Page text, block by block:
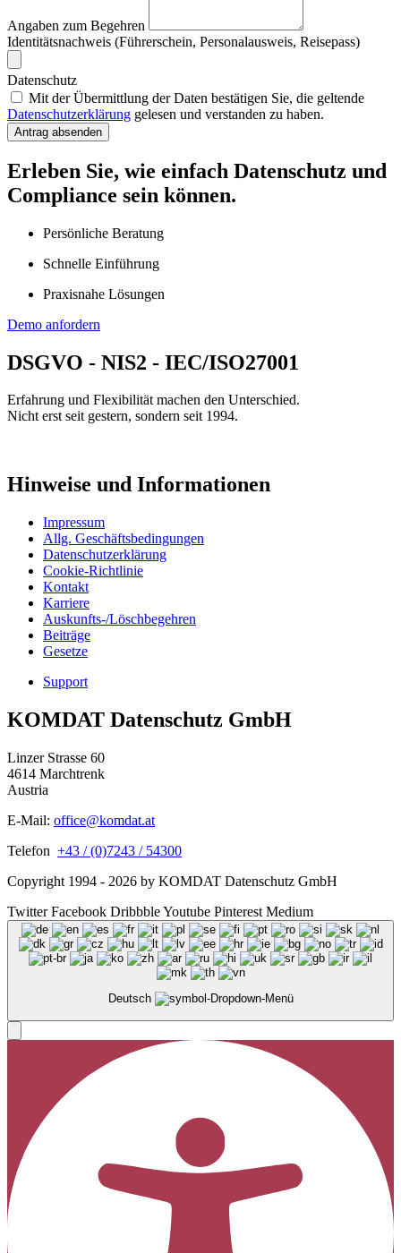
Angaben zum Begehren
Identitätsnachweis (Führerschein, Personalausweis, Reisepass)
Datenschutz
Mit der Übermittlung der Daten bestätigen Sie, die geltende
Datenschutzerklärung gelesen und verstanden zu haben.
Antrag absenden
Erleben Sie, wie einfach Datenschutz und
Compliance sein können.
Persönliche Beratung
Schnelle Einführung
Praxisnahe Lösungen
Demo anfordern
DSGVO - NIS2 - IEC/ISO27001
Erfahrung und Flexibilität machen den Unterschied.
Nicht erst seit gestern, sondern seit 1994.
Hinweise und Informationen
Impressum
Allg. Geschäftsbedingungen
Datenschutzerklärung
Cookie-Richtlinie
Kontakt
Karriere
Auskunfts-/Löschbegehren
Beiträge
Gesetze
Support
KOMDAT Datenschutz GmbH
Linzer Strasse 60
4614 Marchtrenk
Austria
E-Mail: office@komdat.at
Telefon +43 / (0)7243 / 54300
Copyright 1994 - 2026 by KOMDAT Datenschutz GmbH
Twitter Facebook DribbbleYoutube Pinterest Medium
Deutsch